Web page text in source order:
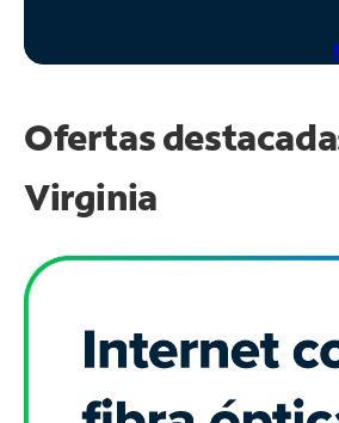
Ofertas
Virginia